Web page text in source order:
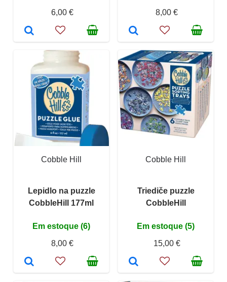
6,00 €
8,00 €
Cobble Hill
Lepidlo na puzzle
CobbleHill 177ml
Em estoque (6)
8,00 €
Cobble Hill
Triediče puzzle
CobbleHill
Em estoque (5)
15,00 €